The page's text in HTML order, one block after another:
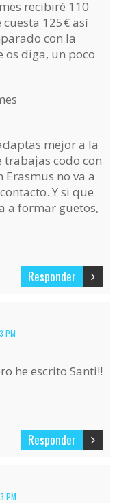
recibiré 110
125€ así
con la
diga, un poco
mejor a la
codo con
no va a
Y si que
a formar guetos,
Responder
PM
he escrito Santi!!
Responder
PM